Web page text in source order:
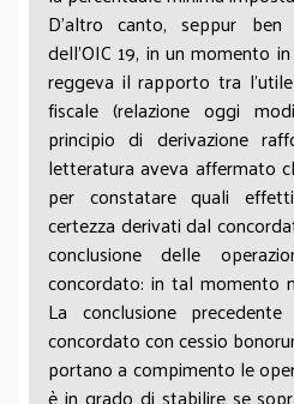
D’altro canto, seppur ben
dell’OIC 19, in un momento
reggeva il rapporto tra
fiscale (relazione oggi
principio di derivazione
letteratura aveva affermato
per constatare quali
certezza derivati dal
conclusione delle
concordato: in tal momento
La conclusione
concordato con cessio
portano a compimento le